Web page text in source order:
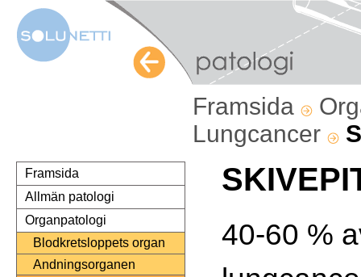
Framsida
Lungcancer
Framsida
Allmän patologi
Organpatologi
Blodkretsloppets organ
Andningsorganen
40-60 %